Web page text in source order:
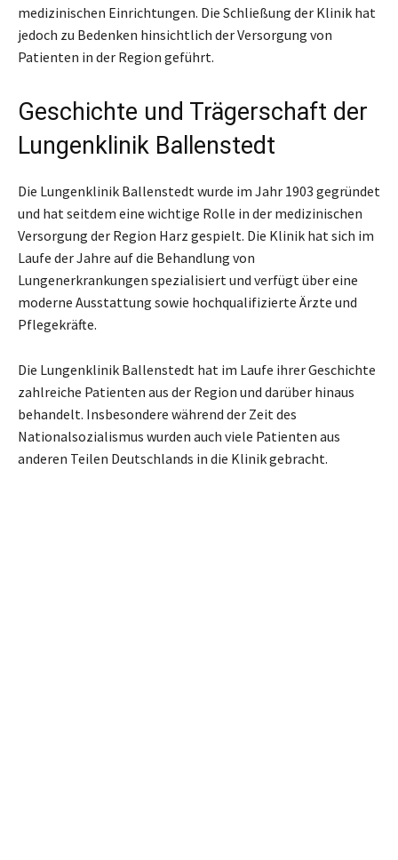
medizinischen Einrichtungen. Die Schließung der Klinik hat
jedoch zu Bedenken hinsichtlich der Versorgung von
Patienten in der Region geführt.
Geschichte und Trägerschaft der
Lungenklinik Ballenstedt
Die Lungenklinik Ballenstedt wurde im Jahr 1903 gegründet
und hat seitdem eine wichtige Rolle in der medizinischen
Versorgung der Region Harz gespielt. Die Klinik hat sich im
Laufe der Jahre auf die Behandlung von
Lungenerkrankungen spezialisiert und verfügt über eine
moderne Ausstattung sowie hochqualifizierte Ärzte und
Pflegekräfte.
Die Lungenklinik Ballenstedt hat im Laufe ihrer Geschichte
zahlreiche Patienten aus der Region und darüber hinaus
behandelt. Insbesondere während der Zeit des
Nationalsozialismus wurden auch viele Patienten aus
anderen Teilen Deutschlands in die Klinik gebracht.